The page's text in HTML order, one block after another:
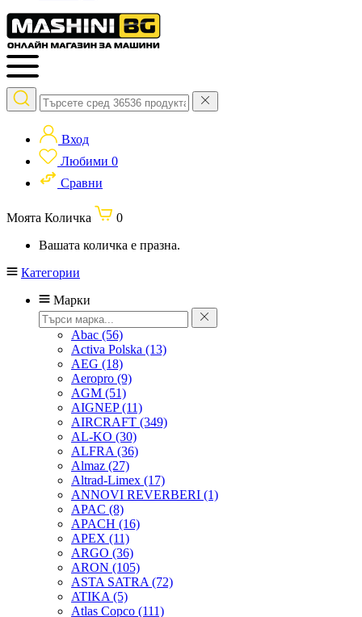
Вход
Любими 0
Сравни
Моята Количка
0
Вашата количка е празна.
Категории
Марки
Abac (56)
Activa Polska (13)
AEG (18)
Aeropro (9)
AGM (51)
AIGNEP(11)
AIRCRAFT (349)
AL-KO (30)
ALFRA (36)
Almaz (27)
Altrad-Limex (17)
ANNOVI REVERBERI (1)
APAC (8)
APACH (16)
APEX (11)
ARGO (36)
ARON (105)
ASTA SATRA (72)
ATIKA (5)
Atlas Copco (111)